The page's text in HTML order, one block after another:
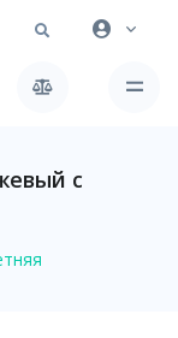
с